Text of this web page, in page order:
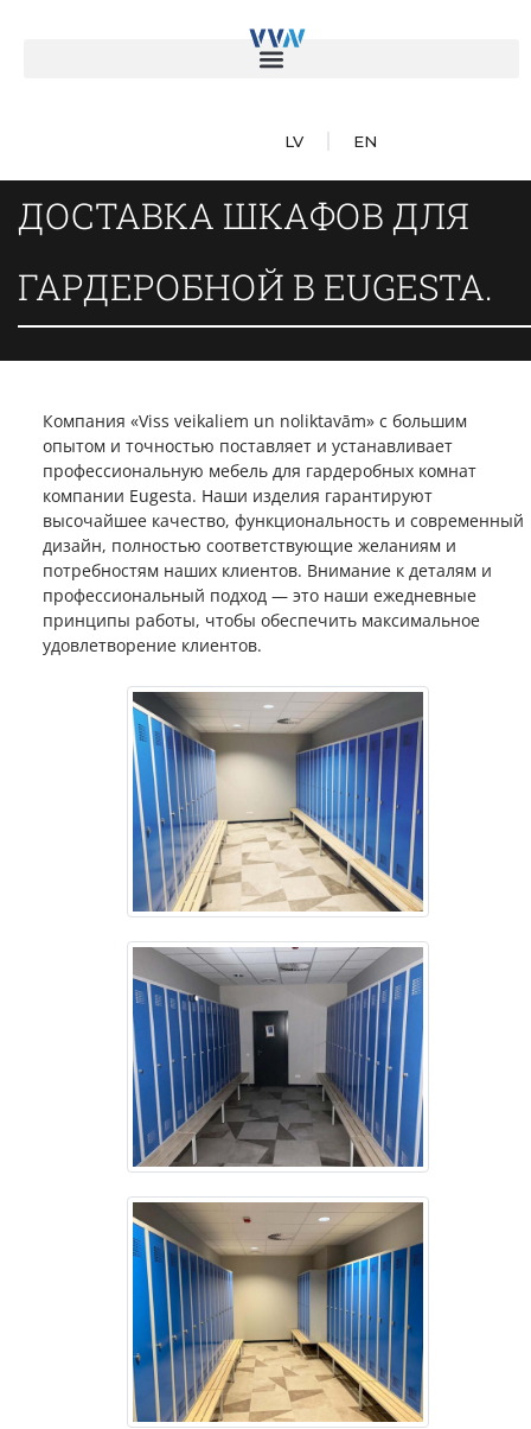
LV EN
ДОСТАВКА ШКАФОВ ДЛЯ
ГАРДЕРОБНОЙ В EUGESTA.
Компания «Viss veikaliem un noliktavām» с большим
опытом и точностью поставляет и устанавливает
профессиональную мебель для гардеробных комнат
компании Eugesta. Наши изделия гарантируют
высочайшее качество, функциональность и современный
дизайн, полностью соответствующие желаниям и
потребностям наших клиентов. Внимание к деталям и
профессиональный подход — это наши ежедневные
принципы работы, чтобы обеспечить максимальное
удовлетворение клиентов.